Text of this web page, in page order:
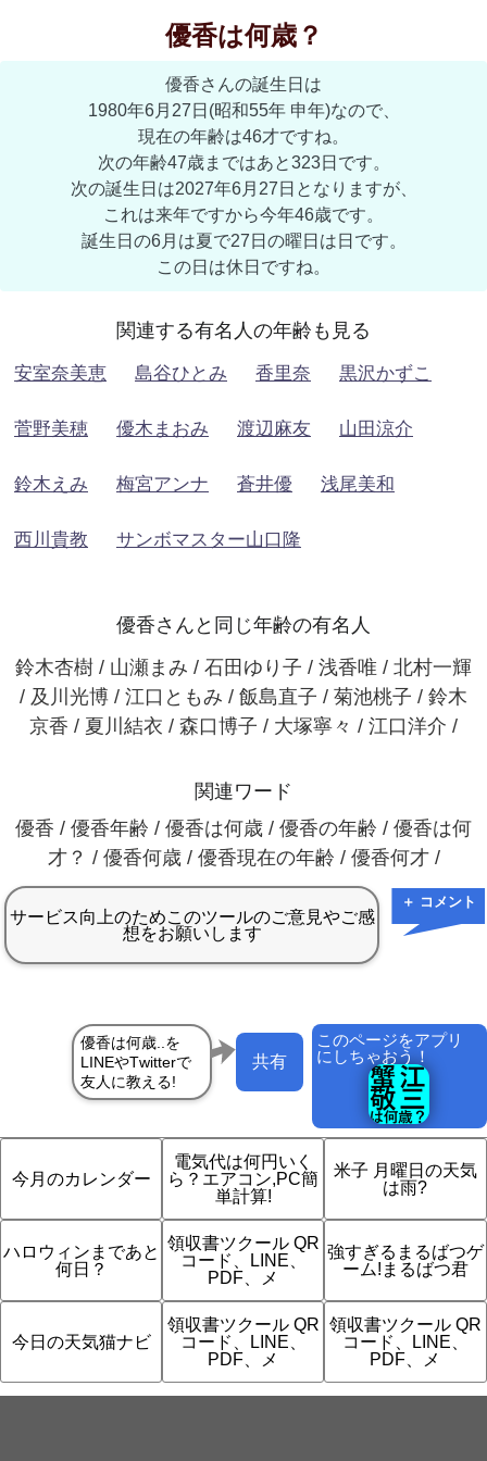
優香は何歳？
優香さんの誕生日は
1980年6月27日(昭和55年 申年)なので、
現在の年齢は46才ですね。
次の年齢47歳まではあと323日です。
次の誕生日は2027年6月27日となりますが、
これは来年ですから今年46歳です。
誕生日の6月は夏で27日の曜日は日です。
この日は休日ですね。
関連する有名人の年齢も見る
安室奈美恵 島谷ひとみ 香里奈 黒沢かずこ
菅野美穂 優木まおみ 渡辺麻友 山田涼介
鈴木えみ 梅宮アンナ 蒼井優 浅尾美和
西川貴教 サンボマスター山口隆
優香さんと同じ年齢の有名人
鈴木杏樹 / 山瀬まみ / 石田ゆり子 / 浅香唯 / 北村一輝
/ 及川光博 / 江口ともみ / 飯島直子 / 菊池桃子 / 鈴木
京香 / 夏川結衣 / 森口博子 / 大塚寧々 / 江口洋介 /
関連ワード
優香 / 優香年齢 / 優香は何歳 / 優香の年齢 / 優香は何
才？ / 優香何歳 / 優香現在の年齢 / 優香何才 /
＋ コメント
このページをアプリ
にしちゃおう！
共有
今月のカレンダー
電気代は何円いく
ら？エアコン,PC簡
単計算!
米子 月曜日の天気
は雨?
ハロウィンまであと
何日？
領収書ツクール QR
コード、LINE、
PDF、メ
強すぎるまるばつゲ
ーム!まるばつ君
今日の天気猫ナビ
領収書ツクール QR
コード、LINE、
PDF、メ
領収書ツクール QR
コード、LINE、
PDF、メ